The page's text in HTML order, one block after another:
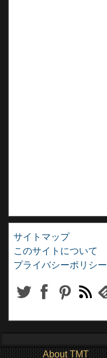
サイトマップ
このサイトについて
プライバシーポリシー
About TMT